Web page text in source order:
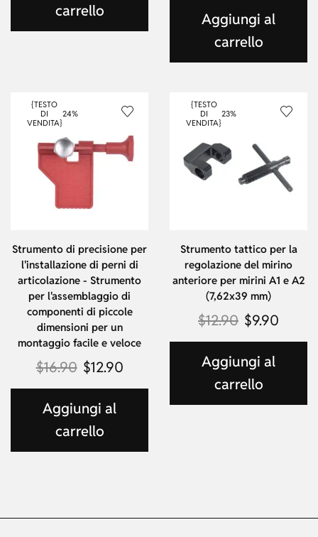
carrello
Aggiungi al
carrello
{TESTO
DI
VENDITA}
24%
Strumento di precisione per
l'installazione di perni di
articolazione - Strumento
per l'assemblaggio di
componenti di piccole
dimensioni per un
montaggio facile e veloce
$16.90 $12.90
Aggiungi al
carrello
{TESTO
DI
VENDITA}
23%
Strumento tattico per la
regolazione del mirino
anteriore per mirini A1 e A2
(7,62x39 mm)
$12.90 $9.90
Aggiungi al
carrello